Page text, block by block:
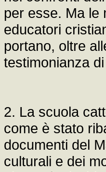
per esse. Ma le
educatori
portano, oltre
testimonianza
2. La scuola
come è stato
documenti del
culturali e dei